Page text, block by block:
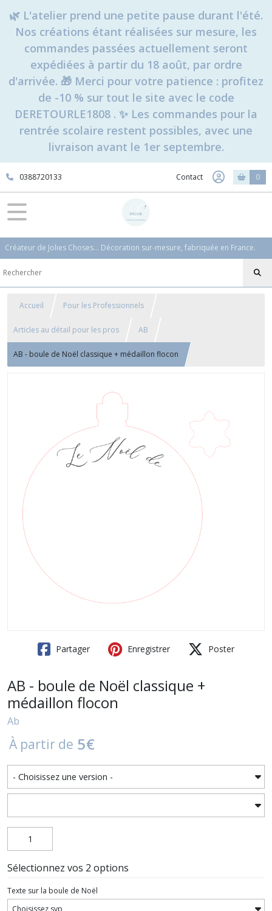
🌿 L'atelier prend une petite pause durant l'été.
Nos créations étant réalisées sur mesure, les
commandes passées actuellement seront
expédiées à partir du 18 août, par ordre
d'arrivée. 🎁 Merci pour votre patience : profitez
de -10 % sur tout le site avec le code
DERETOURLE1808 . ✨ Les commandes pour la
rentrée scolaire restent possibles, avec une
livraison avant le 1er septembre.
0388720133 Contact 0
Créateur de Jolies Choses... Décoration sur-mesure, fabriquée en France.
Accueil Pour les Professionnels
Articles au détail pour les pros AB
AB - boule de Noël classique + médaillon flocon
Partager Enregistrer Poster
AB - boule de Noël classique +
médaillon flocon
Ab
À partir de 5€
Sélectionnez vos 2 options
Texte sur la boule de Noël